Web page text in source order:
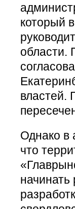
который
области.
властей.
Однако в
что